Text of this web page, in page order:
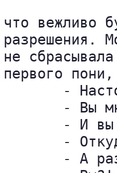
что вежливо
разрешения.
не
первого
-
- Вы
- И
-
- А